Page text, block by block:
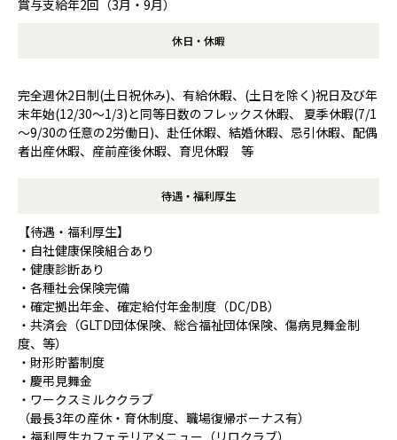
賞与支給年2回（3月・9月）
休日・休暇
完全週休2日制(土日祝休み)、有給休暇、(土日を除く)祝日及び年
末年始(12/30～1/3)と同等日数のフレックス休暇、 夏季休暇(7/1
～9/30の任意の2労働日)、赴任休暇、結婚休暇、忌引休暇、配偶
者出産休暇、産前産後休暇、育児休暇 等
待遇・福利厚生
【待遇・福利厚生】
・自社健康保険組合あり
・健康診断あり
・各種社会保険完備
・確定拠出年金、確定給付年金制度（DC/DB）
・共済会（GLTD団体保険、総合福祉団体保険、傷病見舞金制
度、等）
・財形貯蓄制度
・慶弔見舞金
・ワークスミルククラブ
（最長3年の産休・育休制度、職場復帰ボーナス有）
・福利厚生カフェテリアメニュー（リロクラブ）